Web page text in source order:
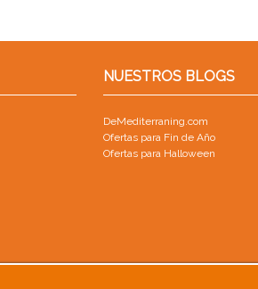
NUESTROS BLOGS
DeMediterraning.com
Ofertas para Fin de Año
Ofertas para Halloween